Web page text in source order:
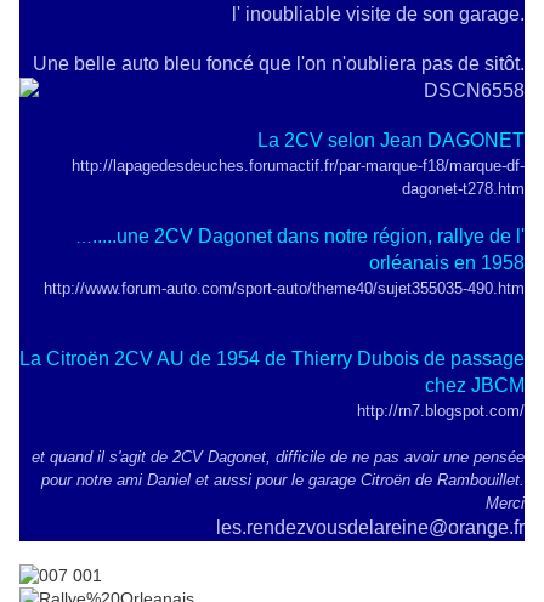
l' inoubliable visite de son garage.
Une belle auto bleu foncé que l'on n'oubliera pas de sitôt.
La 2CV selon Jean DAGONET
http://lapagedesdeuches.forumactif.fr/par-marque-f18/marque-df-
dagonet-t278.htm
.....une 2CV Dagonet dans notre région, rallye de l'
orléanais en 1958
http://www.forum-auto.com/sport-auto/theme40/sujet355035-490.htm
La Citroën 2CV AU de 1954 de Thierry Dubois de passage
chez JBCM
http://rn7.blogspot.com/
et quand il s'agit de 2CV Dagonet, difficile de ne pas avoir une pensée
pour notre ami Daniel et aussi pour le garage Citroën de Rambouillet.
Merci
les.rendezvousdelareine@orange.fr